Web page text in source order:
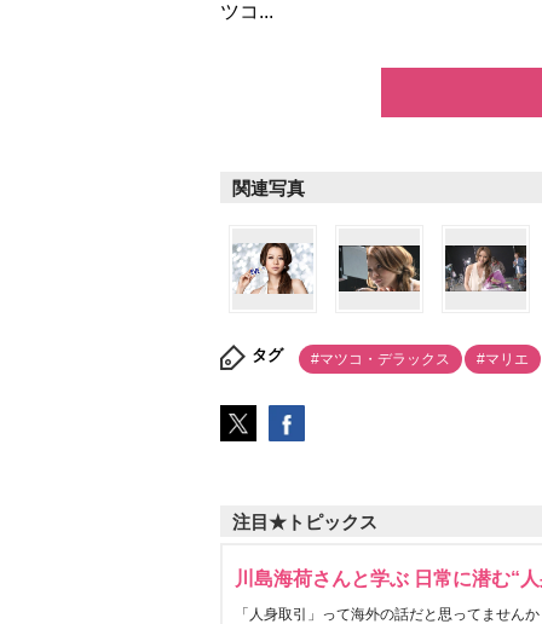
ツコ...
関連写真
タグ #マツコ・デラックス #マリエ
注目★トピックス
川島海荷さんと学ぶ 日常に潜む“
「人身取引」って海外の話だと思ってません